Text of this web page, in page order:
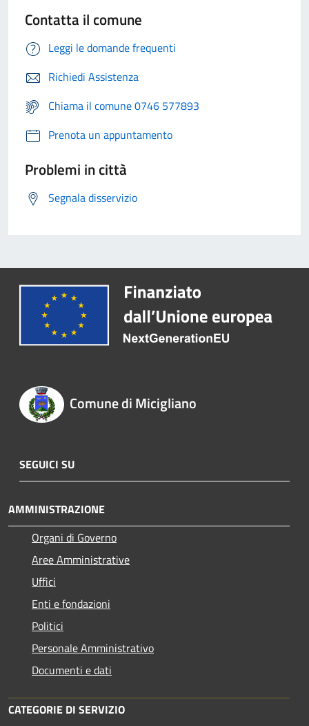
Contatta il comune
Leggi le domande frequenti
Richiedi Assistenza
Chiama il comune 0746 577893
Prenota un appuntamento
Problemi in città
Segnala disservizio
Comune di Micigliano
SEGUICI SU
AMMINISTRAZIONE
Organi di Governo
Aree Amministrative
Uffici
Enti e fondazioni
Politici
Personale Amministrativo
Documenti e dati
CATEGORIE DI SERVIZIO